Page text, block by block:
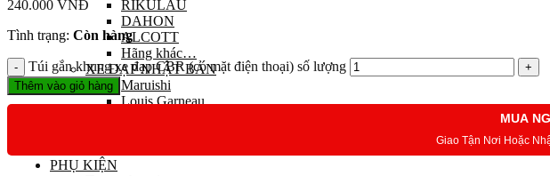
RIKULAU
DAHON
ALCOTT
Hãng khác…
XE ĐẠP NHẬT BẢN
Maruishi
Louis Garneau
PHỤ KIỆN
240.000 VNĐ
Tình trạng: Còn hàng
Túi gắn khung xe đạp CBR (có mặt điện thoại) số lượng
Thêm vào giỏ hàng
MUA
Giao Tận Nơi Hoặc